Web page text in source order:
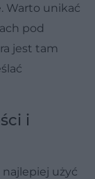
Warto unikać
pod
jest tam
i
użyć